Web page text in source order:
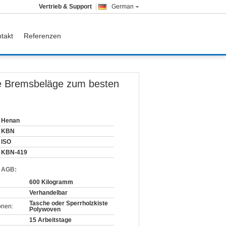
German
Vertrieb & Support
Referenzen
zum besten
Henan
KBN
ISO
KBN-419
600 Kilogramm
Verhandelbar
Tasche oder Sperrholzkiste
Polywoven
15 Arbeitstage